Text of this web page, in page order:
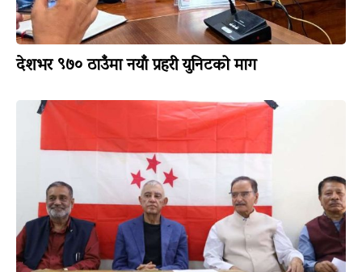
देशभर ९७० ठाउँमा नयाँ प्रहरी युनिटको माग